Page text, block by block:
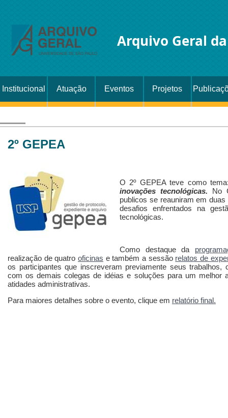
Arquivo Geral da
Institucional Atuação Eventos Projetos
2º GEPEA
O 2º GEPEA teve como
inovações tecnológicas. No
publicos se reauniram em
desafios enfrentados na
tecnológicas.
Como destaque da
realização de quatro oficinas e também a sessão relatos de
os participantes que inscreveram previamente seus trabalhos,
com os demais colegas de idéias e soluções para um melhor
atidades administrativas.
Para maiores detalhes sobre o evento, clique em relatório final.